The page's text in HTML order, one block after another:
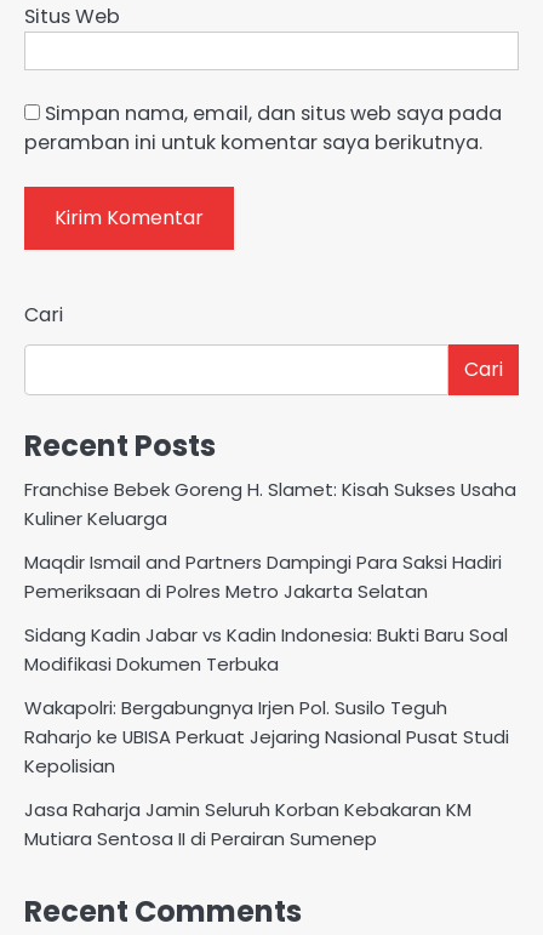
Situs Web
Simpan nama, email, dan situs web saya pada
peramban ini untuk komentar saya berikutnya.
Cari
Cari
Recent Posts
Franchise Bebek Goreng H. Slamet: Kisah Sukses Usaha
Kuliner Keluarga
Maqdir Ismail and Partners Dampingi Para Saksi Hadiri
Pemeriksaan di Polres Metro Jakarta Selatan
Sidang Kadin Jabar vs Kadin Indonesia: Bukti Baru Soal
Modifikasi Dokumen Terbuka
Wakapolri: Bergabungnya Irjen Pol. Susilo Teguh
Raharjo ke UBISA Perkuat Jejaring Nasional Pusat Studi
Kepolisian
Jasa Raharja Jamin Seluruh Korban Kebakaran KM
Mutiara Sentosa II di Perairan Sumenep
Recent Comments